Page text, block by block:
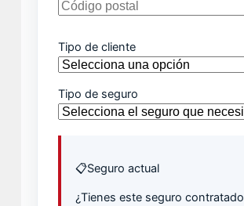
Tipo de cliente
Tipo de seguro
📋Seguro actual
¿Tienes este seguro contratado